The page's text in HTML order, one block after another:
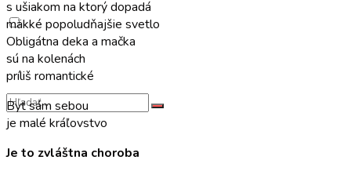
s ušiakom na ktorý dopadá
mäkké popoludňajšie svetlo
Obligátna deka a mačka
sú na kolenách
príliš romantické
Byť sám sebou
je malé kráľovstvo
Je to zvláštna choroba